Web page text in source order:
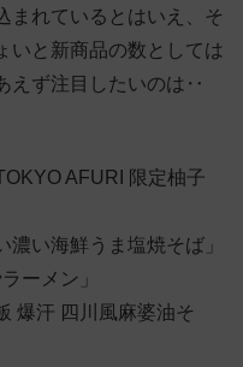
まれているとはいえ、そ
いと新商品の数としては
えず注目したいのは‥
AFURI 限定柚子
濃い海鮮うま塩焼そば」
ーメン」
爆汗 四川風麻婆油そ